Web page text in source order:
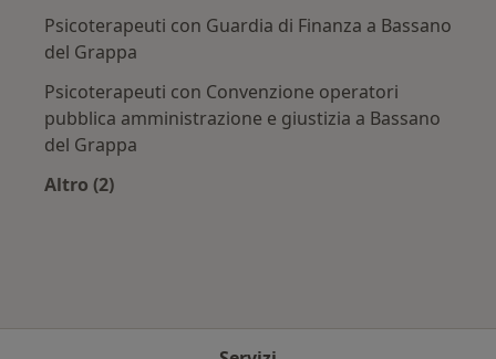
Psicoterapeuti con Guardia di Finanza a Bassano
del Grappa
Psicoterapeuti con Convenzione operatori
pubblica amministrazione e giustizia a Bassano
del Grappa
Altro (2)